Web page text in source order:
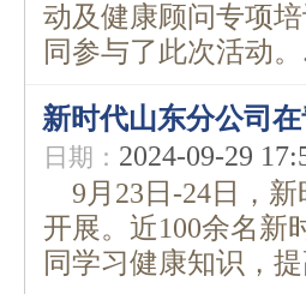
动及健康顾问专项
同参与了此次活动。
新时代山东分公司
日期： 2024-09-29
9月23日-24日，新
开展。近100余名新
同学习健康知识，